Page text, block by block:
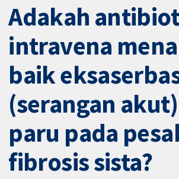
Adakah
intravena
baik
(serangan
paru pada
fibrosis sista?